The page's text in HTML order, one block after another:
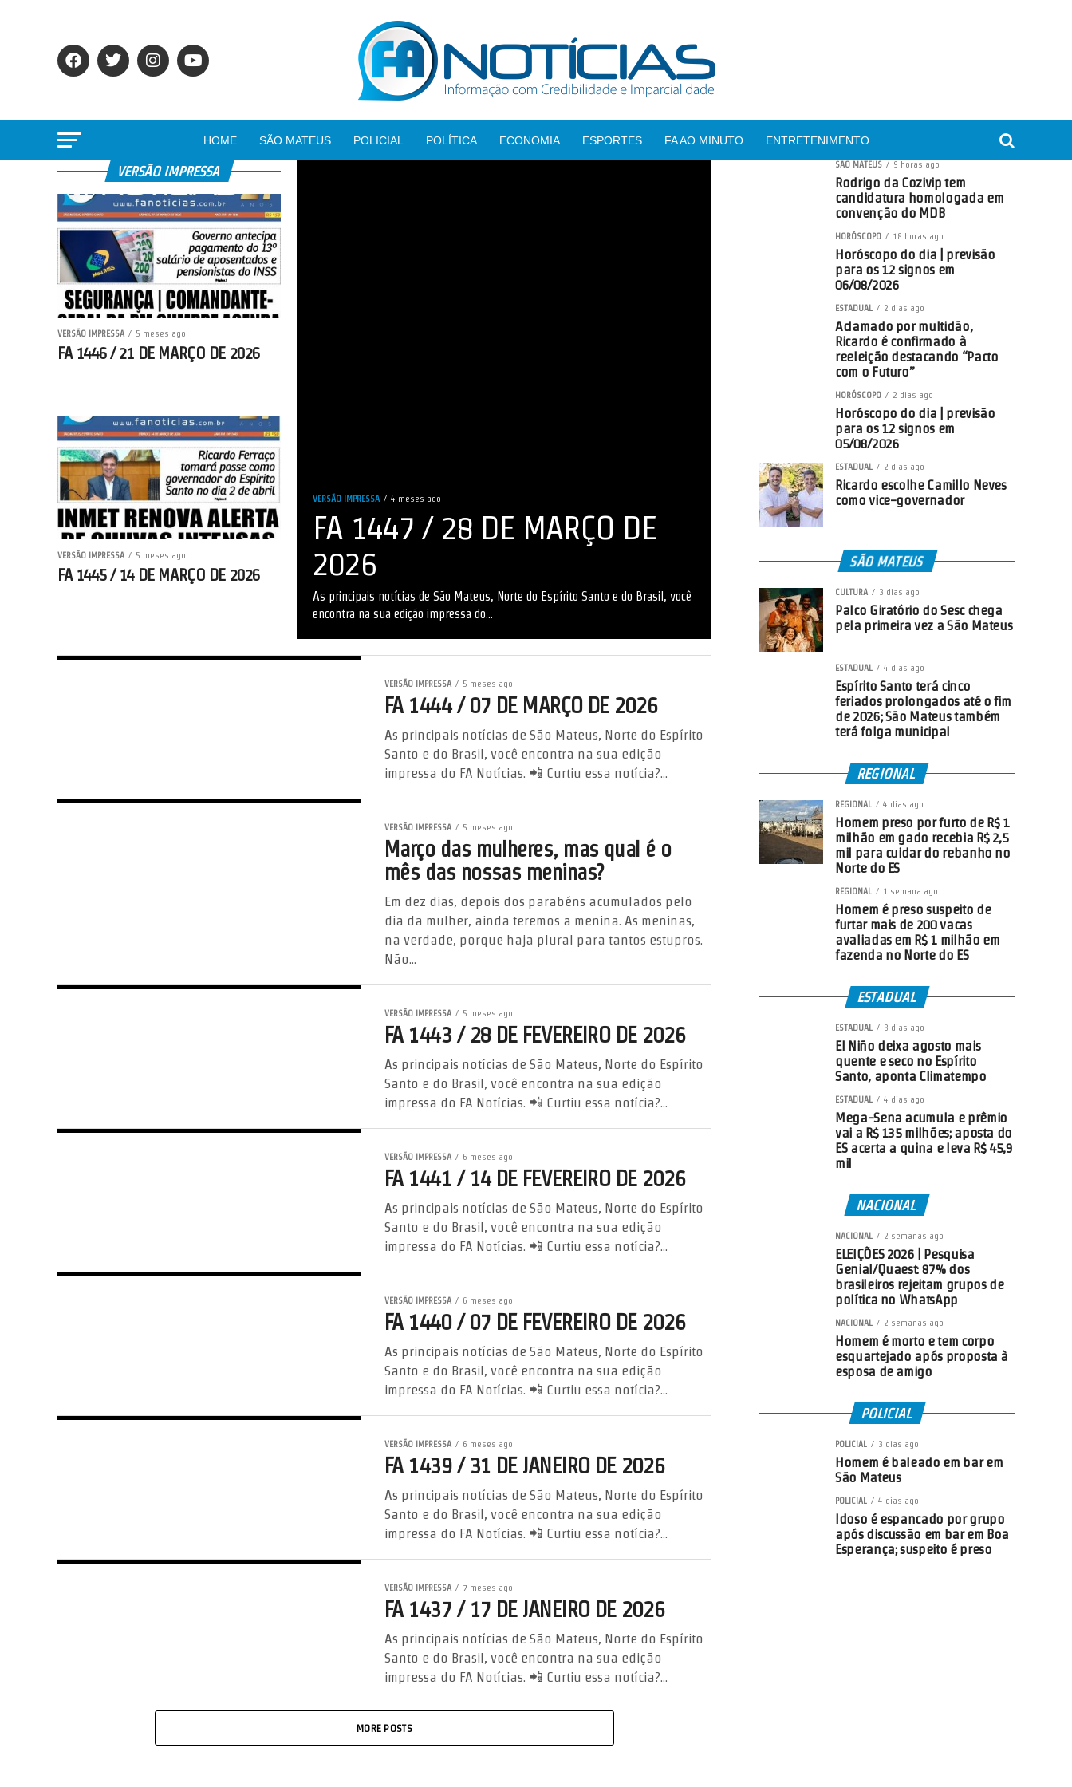
HOME SÃO MATEUS POLICIAL POLÍTICA ECONOMIA ESPORTES FA AO MINUTO ENTRETENIMENTO
VERSÃO IMPRESSA 4 meses ago
FA 1447 / 28 DE MARÇO DE
2026
As principais notícias de São Mateus, Norte do Espírito Santo e do Brasil, você
encontra na sua edição impressa do...
VERSÃO IMPRESSA
VERSÃO IMPRESSA 5 meses ago
FA 1446 / 21 DE MARÇO DE 2026
VERSÃO IMPRESSA 5 meses ago
FA 1445 / 14 DE MARÇO DE 2026
VERSÃO IMPRESSA 5 meses ago
FA 1444 / 07 DE MARÇO DE 2026
As principais notícias de São Mateus, Norte do Espírito
Santo e do Brasil, você encontra na sua edição
impressa do FA Notícias. 📲 Curtiu essa notícia?...
VERSÃO IMPRESSA 5 meses ago
Março das mulheres, mas qual é o
mês das nossas meninas?
Em dez dias, depois dos parabéns acumulados pelo
dia da mulher, ainda teremos a menina. As meninas,
na verdade, porque haja plural para tantos estupros.
Não...
VERSÃO IMPRESSA 5 meses ago
FA 1443 / 28 DE FEVEREIRO DE 2026
As principais notícias de São Mateus, Norte do Espírito
Santo e do Brasil, você encontra na sua edição
impressa do FA Notícias. 📲 Curtiu essa notícia?...
VERSÃO IMPRESSA 6 meses ago
FA 1441 / 14 DE FEVEREIRO DE 2026
As principais notícias de São Mateus, Norte do Espírito
Santo e do Brasil, você encontra na sua edição
impressa do FA Notícias. 📲 Curtiu essa notícia?...
VERSÃO IMPRESSA 6 meses ago
FA 1440 / 07 DE FEVEREIRO DE 2026
As principais notícias de São Mateus, Norte do Espírito
Santo e do Brasil, você encontra na sua edição
impressa do FA Notícias. 📲 Curtiu essa notícia?...
VERSÃO IMPRESSA 6 meses ago
FA 1439 / 31 DE JANEIRO DE 2026
As principais notícias de São Mateus, Norte do Espírito
Santo e do Brasil, você encontra na sua edição
impressa do FA Notícias. 📲 Curtiu essa notícia?...
VERSÃO IMPRESSA 7 meses ago
FA 1437 / 17 DE JANEIRO DE 2026
As principais notícias de São Mateus, Norte do Espírito
Santo e do Brasil, você encontra na sua edição
impressa do FA Notícias. 📲 Curtiu essa notícia?...
MORE POSTS
SÃO MATEUS 9 horas ago
Rodrigo da Cozivip tem
candidatura homologada em
convenção do MDB
HORÓSCOPO 18 horas ago
Horóscopo do dia | previsão
para os 12 signos em
06/08/2026
ESTADUAL 2 dias ago
Aclamado por multidão,
Ricardo é confirmado à
reeleição destacando “Pacto
com o Futuro”
HORÓSCOPO 2 dias ago
Horóscopo do dia | previsão
para os 12 signos em
05/08/2026
ESTADUAL 2 dias ago
Ricardo escolhe Camillo Neves
como vice-governador
SÃO MATEUS
CULTURA 3 dias ago
Palco Giratório do Sesc chega
pela primeira vez a São Mateus
ESTADUAL 4 dias ago
Espírito Santo terá cinco
feriados prolongados até o fim
de 2026; São Mateus também
terá folga municipal
REGIONAL
REGIONAL 4 dias ago
Homem preso por furto de R$ 1
milhão em gado recebia R$ 2,5
mil para cuidar do rebanho no
Norte do ES
REGIONAL 1 semana ago
Homem é preso suspeito de
furtar mais de 200 vacas
avaliadas em R$ 1 milhão em
fazenda no Norte do ES
ESTADUAL
ESTADUAL 3 dias ago
El Niño deixa agosto mais
quente e seco no Espírito
Santo, aponta Climatempo
ESTADUAL 4 dias ago
Mega-Sena acumula e prêmio
vai a R$ 135 milhões; aposta do
ES acerta a quina e leva R$ 45,9
mil
NACIONAL
NACIONAL 2 semanas ago
ELEIÇÕES 2026 | Pesquisa
Genial/Quaest: 87% dos
brasileiros rejeitam grupos de
política no WhatsApp
NACIONAL 2 semanas ago
Homem é morto e tem corpo
esquartejado após proposta à
esposa de amigo
POLICIAL
POLICIAL 3 dias ago
Homem é baleado em bar em
São Mateus
POLICIAL 4 dias ago
Idoso é espancado por grupo
após discussão em bar em Boa
Esperança; suspeito é preso